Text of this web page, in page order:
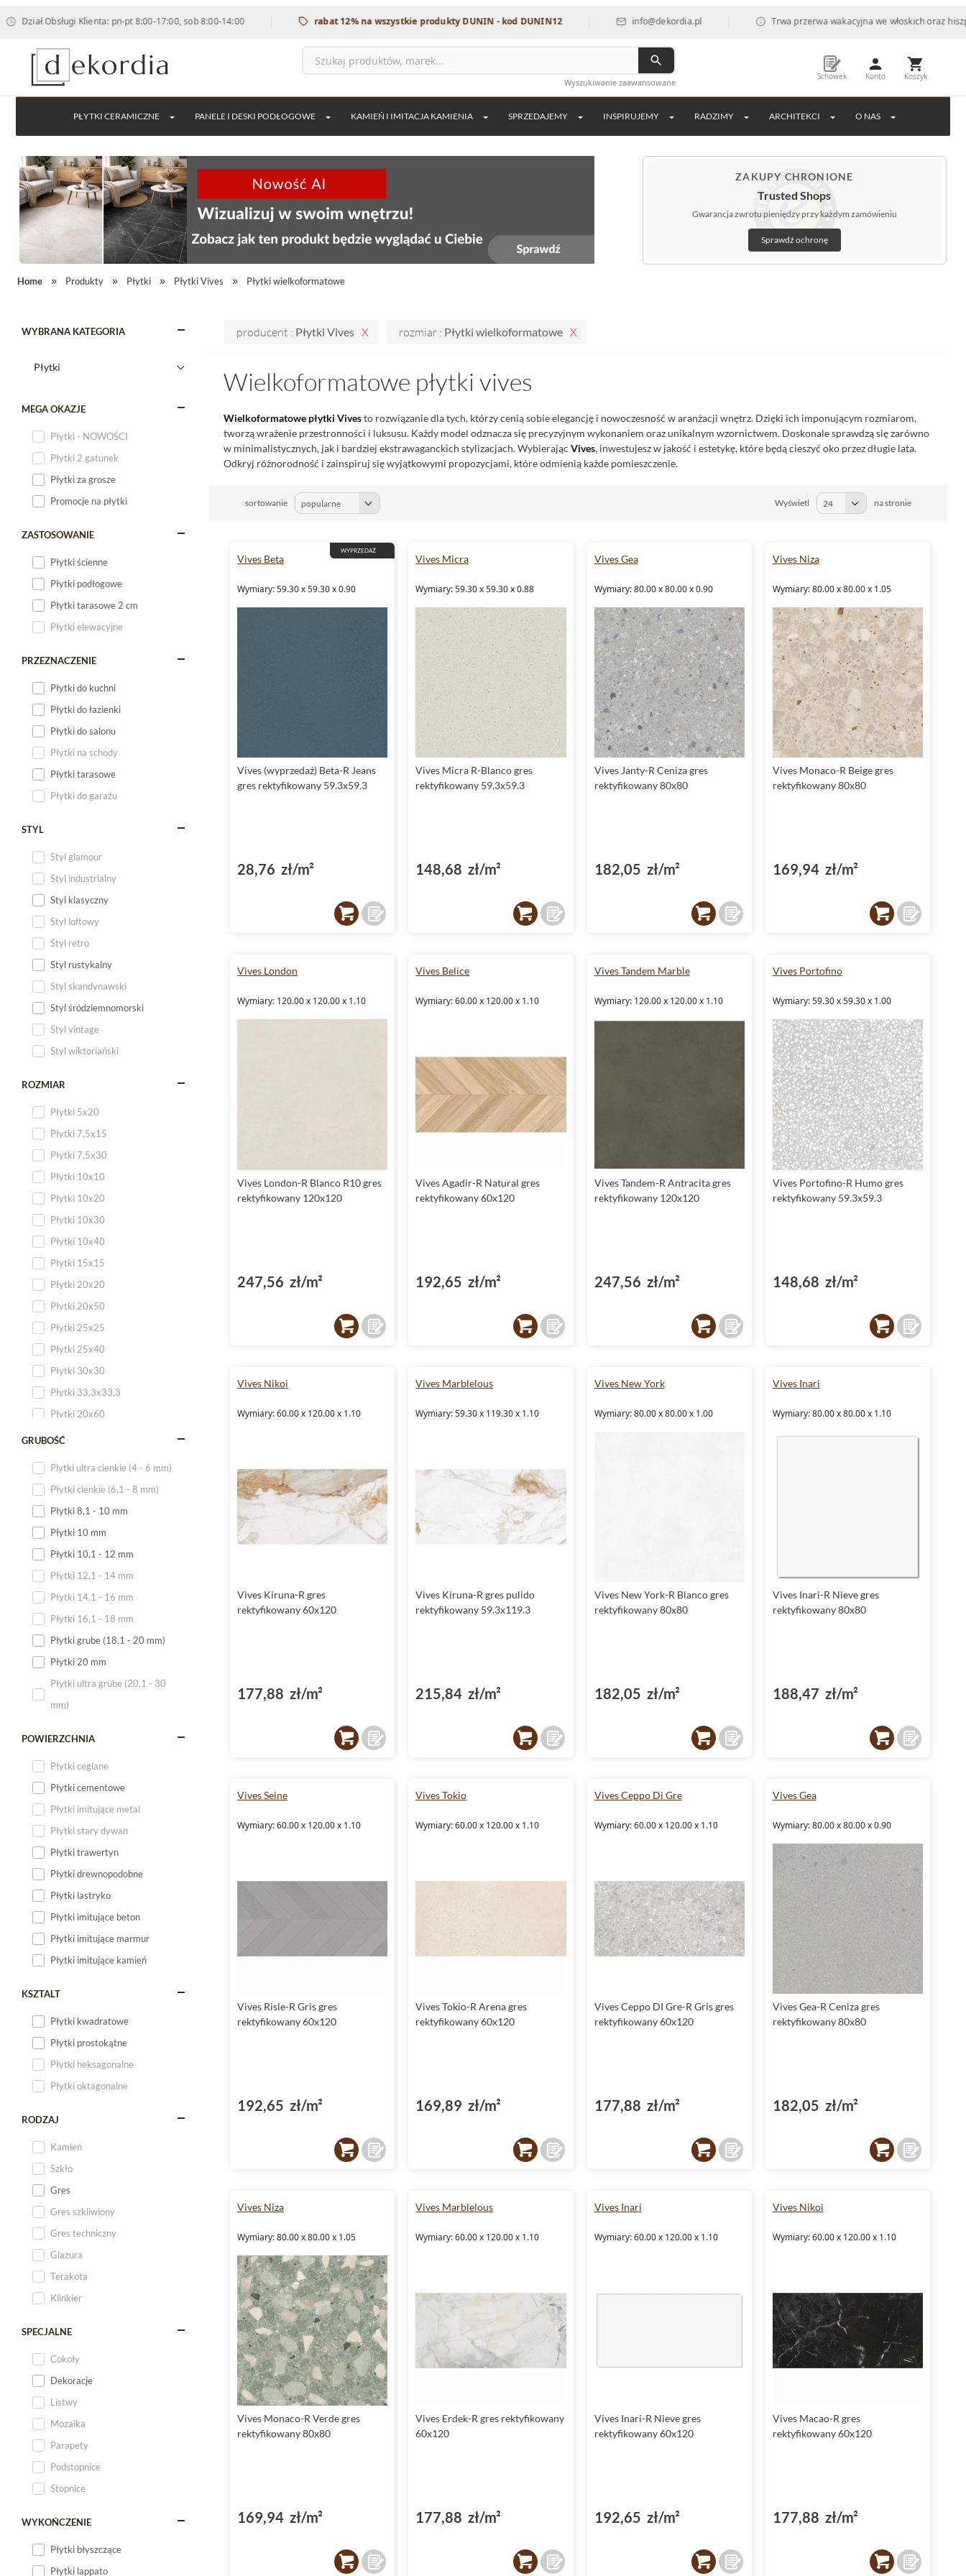
Obsługi Klienta: pn-pt 8:00-17:00, sob 8:00-14:00 | rabat 12% na wszystkie produkty DUNIN - kod DUNIN12 | info@dekordia.pl | Trwa przerwa wakacyjna we włoskich oraz
Wyszukiwanie zaawansowane
Schowek Konto Koszyk
PŁYTKI CERAMICZNE PANELE I DESKI PODŁOGOWE KAMIEŃ I IMITACJA KAMIENIA SPRZEDAJEMY INSPIRUJEMY RADZIMY ARCHITEKCI O NAS
ZAKUPY CHRONIONE
Trusted Shops
Gwarancja zwrotu pieniędzy przy każdym zamówieniu
Sprawdź ochronę
Home Produkty Płytki Płytki Vives Płytki wielkoformatowe
WYBRANA KATEGORIA
MEGA OKAZJE
Płytki - NOWOŚCI
Płytki 2 gatunek
Płytki za grosze
Promocje na płytki
ZASTOSOWANIE
Płytki ścienne
Płytki podłogowe
Płytki tarasowe 2 cm
Płytki elewacyjne
PRZEZNACZENIE
Płytki do kuchni
Płytki do łazienki
Płytki do salonu
Płytki na schody
Płytki tarasowe
Płytki do garażu
STYL
Styl glamour
Styl industrialny
Styl klasyczny
Styl loftowy
Styl retro
Styl rustykalny
Styl skandynawski
Styl śródziemnomorski
Styl vintage
Styl wiktoriański
ROZMIAR
Płytki 5x20
Płytki 7,5x15
Płytki 7,5x30
Płytki 10x10
Płytki 10x20
Płytki 10x30
Płytki 10x40
Płytki 15x15
Płytki 20x20
Płytki 20x50
Płytki 25x25
Płytki 25x40
Płytki 30x30
Płytki 33,3x33,3
Płytki 20x60
Płytki 20x120
Płytki małe
GRUBOŚĆ
Plytki ultra cienkie (4 - 6 mm)
Płytki cienkie (6,1 - 8 mm)
Płytki 8,1 - 10 mm
Płytki 10 mm
Płytki 10,1 - 12 mm
Płytki 12,1 - 14 mm
Płytki 14,1 - 16 mm
Płytki 16,1 - 18 mm
Płytki grube (18,1 - 20 mm)
Płytki 20 mm
Płytki ultra grube (20,1 - 30
mm)
POWIERZCHNIA
Płytki ceglane
Płytki cementowe
Płytki imitujące metal
Płytki stary dywan
Płytki trawertyn
Płytki drewnopodobne
Płytki lastryko
Płytki imitujące beton
Płytki imitujące marmur
Płytki imitujące kamień
KSZTALT
Płytki kwadratowe
Płytki prostokątne
Płytki heksagonalne
Płytki oktagonalne
RODZAJ
Kamień
Szkło
Gres
Gres szkliwiony
Gres techniczny
Glazura
Terakota
Klinkier
SPECJALNE
Cokoły
Dekoracje
Listwy
Mozaika
Parapety
Podstopnice
Stopnice
WYKOŃCZENIE
Płytki błyszczące
Płytki lappato
producent : Płytki Vives rozmiar : Płytki wielkoformatowe
Wielkoformatowe płytki vives
Wielkoformatowe płytki Vivesto rozwiązanie dla tych, którzy cenią sobie elegancję i nowoczesność w aranżacji wnętrz. Dzięki ich imponującym rozmiarom,
tworzą wrażenie przestronności i luksusu. Każdy model odznacza się precyzyjnym wykonaniem oraz unikalnym wzornictwem. Doskonale sprawdzą się zarówno
w minimalistycznych, jak i bardziej ekstrawaganckich stylizacjach. Wybierając Vives, inwestujesz w jakość i estetykę, które będą cieszyć oko przez długie lata.
Odkryj różnorodność i zainspiruj się wyjątkowymi propozycjami, które odmienią każde pomieszczenie.
sortowanie Wyświetl na stronie
WYPRZEDAŻ
Vives Beta
Wymiary: 59.30 x 59.30 x 0.90
Vives (wyprzedaż) Beta-R Jeans
gres rektyfikowany 59.3x59.3
28,76 zł/m²
Vives Micra
Wymiary: 59.30 x 59.30 x 0.88
Vives Micra R-Blanco gres
rektyfikowany 59.3x59.3
148,68 zł/m²
Vives Gea
Wymiary: 80.00 x 80.00 x 0.90
Vives Janty-R Ceniza gres
rektyfikowany 80x80
182,05 zł/m²
Vives Niza
Wymiary: 80.00 x 80.00 x 1.05
Vives Monaco-R Beige gres
rektyfikowany 80x80
169,94 zł/m²
Vives London
Wymiary: 120.00 x 120.00 x 1.10
Vives London-R Blanco R10 gres
rektyfikowany 120x120
247,56 zł/m²
Vives Belice
Wymiary: 60.00 x 120.00 x 1.10
Vives Agadir-R Natural gres
rektyfikowany 60x120
192,65 zł/m²
Vives Tandem Marble
Wymiary: 120.00 x 120.00 x 1.10
Vives Tandem-R Antracita gres
rektyfikowany 120x120
247,56 zł/m²
Vives Portofino
Wymiary: 59.30 x 59.30 x 1.00
Vives Portofino-R Humo gres
rektyfikowany 59.3x59.3
148,68 zł/m²
Vives Nikoi
Wymiary: 60.00 x 120.00 x 1.10
Vives Kiruna-R gres
rektyfikowany 60x120
177,88 zł/m²
Vives Marblelous
Wymiary: 59.30 x 119.30 x 1.10
Vives Kiruna-R gres pulido
rektyfikowany 59.3x119.3
215,84 zł/m²
Vives New York
Wymiary: 80.00 x 80.00 x 1.00
Vives New York-R Blanco gres
rektyfikowany 80x80
182,05 zł/m²
Vives Inari
Wymiary: 80.00 x 80.00 x 1.10
Vives Inari-R Nieve gres
rektyfikowany 80x80
188,47 zł/m²
Vives Seine
Wymiary: 60.00 x 120.00 x 1.10
Vives Risle-R Gris gres
rektyfikowany 60x120
192,65 zł/m²
Vives Tokio
Wymiary: 60.00 x 120.00 x 1.10
Vives Tokio-R Arena gres
rektyfikowany 60x120
169,89 zł/m²
Vives Ceppo Di Gre
Wymiary: 60.00 x 120.00 x 1.10
Vives Ceppo DI Gre-R Gris gres
rektyfikowany 60x120
177,88 zł/m²
Vives Gea
Wymiary: 80.00 x 80.00 x 0.90
Vives Gea-R Ceniza gres
rektyfikowany 80x80
182,05 zł/m²
Vives Niza
Wymiary: 80.00 x 80.00 x 1.05
Vives Monaco-R Verde gres
rektyfikowany 80x80
169,94 zł/m²
Vives Marblelous
Wymiary: 60.00 x 120.00 x 1.10
Vives Erdek-R gres rektyfikowany
60x120
177,88 zł/m²
Vives Inari
Wymiary: 60.00 x 120.00 x 1.10
Vives Inari-R Nieve gres
rektyfikowany 60x120
192,65 zł/m²
Vives Nikoi
Wymiary: 60.00 x 120.00 x 1.10
Vives Macao-R gres
rektyfikowany 60x120
177,88 zł/m²